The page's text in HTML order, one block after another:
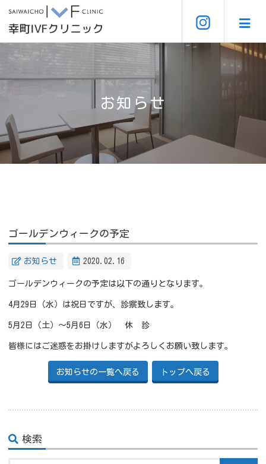
お知らせ
ゴールデンウィークの予定
お知らせ 2020.02.16
ゴールデンウィークの予定は以下の通りとなります。
4月29日（水）は祝日ですが、診察致します。
5月2日（土）～5月6日（水） 休 診
皆様にはご迷惑をお掛けしますがよろしくお願い致します。
お知らせの一覧へ戻る トップへ戻る
検索